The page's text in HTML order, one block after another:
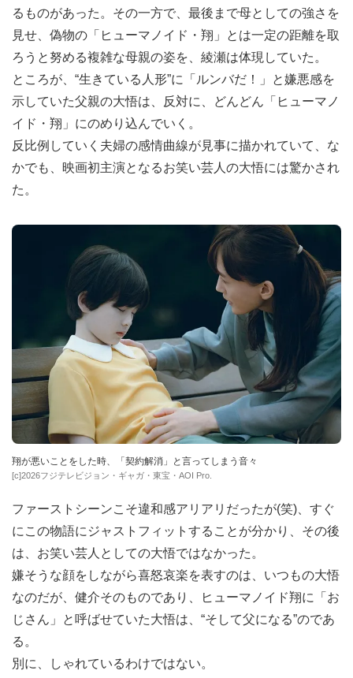
るものがあった。その一方で、最後まで母としての強さを
見せ、偽物の「ヒューマノイド・翔」とは一定の距離を取
ろうと努める複雑な母親の姿を、綾瀬は体現していた。
ところが、“生きている人形”に「ルンバだ！」と嫌悪感を
示していた父親の大悟は、反対に、どんどん「ヒューマノ
イド・翔」にのめり込んでいく。
反比例していく夫婦の感情曲線が見事に描かれていて、な
かでも、映画初主演となるお笑い芸人の大悟には驚かされ
た。
翔が悪いことをした時、「契約解消」と言ってしまう音々
[c]2026フジテレビジョン・ギャガ・東宝・AOI Pro.
ファーストシーンこそ違和感アリアリだったが(笑)、すぐ
にこの物語にジャストフィットすることが分かり、その後
は、お笑い芸人としての大悟ではなかった。
嫌そうな顔をしながら喜怒哀楽を表すのは、いつもの大悟
なのだが、健介そのものであり、ヒューマノイド翔に「お
じさん」と呼ばせていた大悟は、“そして父になる”のであ
る。
別に、しゃれているわけではない。